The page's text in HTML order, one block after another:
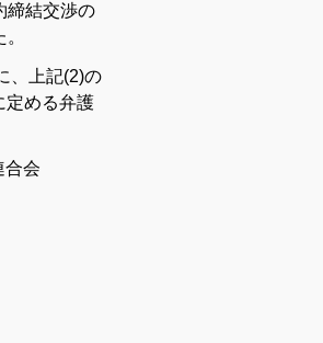
締結交渉の
、上記(2)の
定める弁護
会